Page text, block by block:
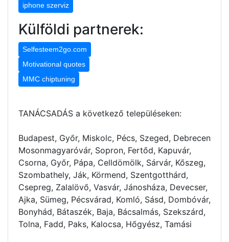
iphone szerviz
Külföldi partnerek:
Selfesteem2go.com
Motivational quotes
MMC chiptuning
TANÁCSADÁS a következő településeken:
Budapest, Győr, Miskolc, Pécs, Szeged, Debrecen
Mosonmagyaróvár, Sopron, Fertőd, Kapuvár,
Csorna, Győr, Pápa, Celldömölk, Sárvár, Kőszeg,
Szombathely, Ják, Körmend, Szentgotthárd,
Csepreg, Zalalövő, Vasvár, Jánosháza, Devecser,
Ajka, Sümeg, Pécsvárad, Komló, Sásd, Dombóvár,
Bonyhád, Bátaszék, Baja, Bácsalmás, Szekszárd,
Tolna, Fadd, Paks, Kalocsa, Hőgyész, Tamási